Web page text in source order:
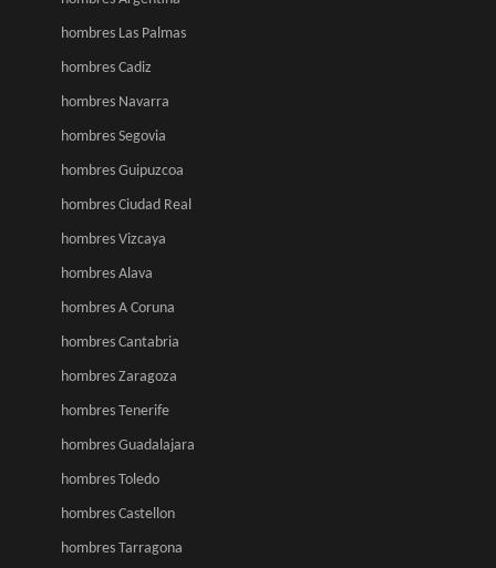
hombres Las Palmas
hombres Cadiz
hombres Navarra
hombres Segovia
hombres Guipuzcoa
hombres Ciudad Real
hombres Vizcaya
hombres Alava
hombres A Coruna
hombres Cantabria
hombres Zaragoza
hombres Tenerife
hombres Guadalajara
hombres Toledo
hombres Castellon
hombres Tarragona